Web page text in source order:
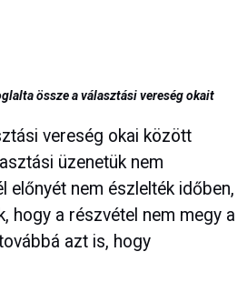
össze a választási vereség okait
vereség okai között
üzenetük nem
előnyét nem észlelték időben,
hogy a részvétel nem megy a
azt is, hogy